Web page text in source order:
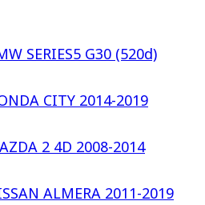
SERIES5 G30 (520d)
CITY 2014-2019
2 4D 2008-2014
ALMERA 2011-2019